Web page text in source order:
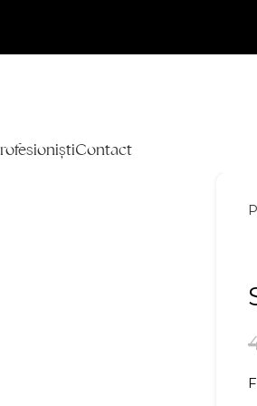
Contact